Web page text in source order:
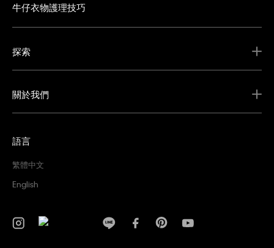
牛仔衣物護理技巧
探索
關於我們
語言
繁體中文
English